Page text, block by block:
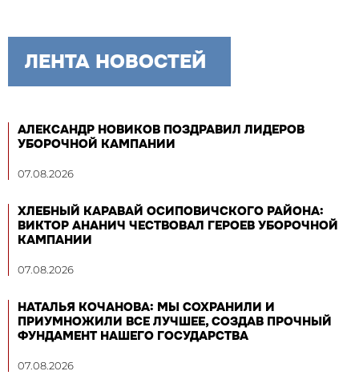
ЛЕНТА НОВОСТЕЙ
АЛЕКСАНДР НОВИКОВ ПОЗДРАВИЛ ЛИДЕРОВ
УБОРОЧНОЙ КАМПАНИИ
07.08.2026
ХЛЕБНЫЙ КАРАВАЙ ОСИПОВИЧСКОГО РАЙОНА:
ВИКТОР АНАНИЧ ЧЕСТВОВАЛ ГЕРОЕВ УБОРОЧНОЙ
КАМПАНИИ
07.08.2026
НАТАЛЬЯ КОЧАНОВА: МЫ СОХРАНИЛИ И
ПРИУМНОЖИЛИ ВСЕ ЛУЧШЕЕ, СОЗДАВ ПРОЧНЫЙ
ФУНДАМЕНТ НАШЕГО ГОСУДАРСТВА
07.08.2026